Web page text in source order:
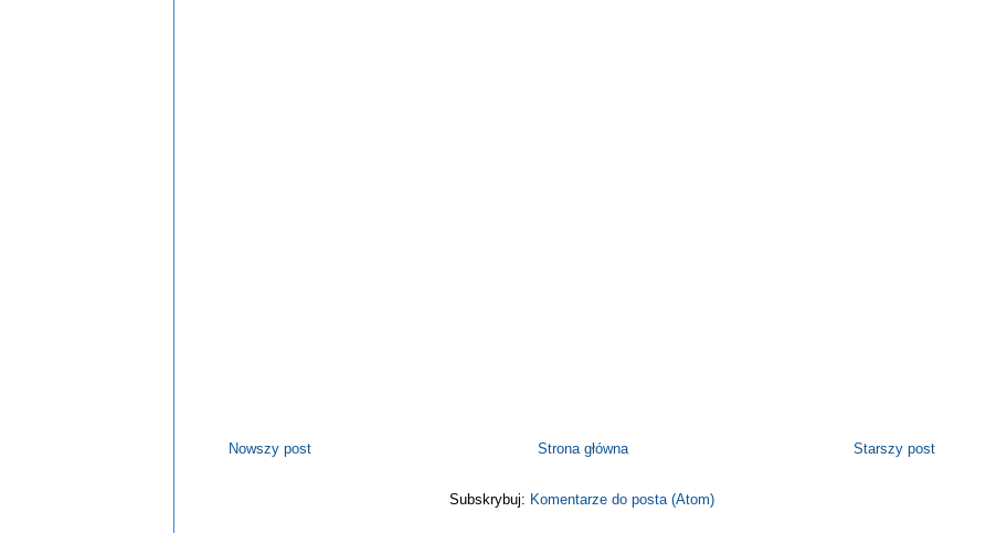
Nowszy post Starszy post
Strona główna
Subskrybuj: Komentarze do posta (Atom)